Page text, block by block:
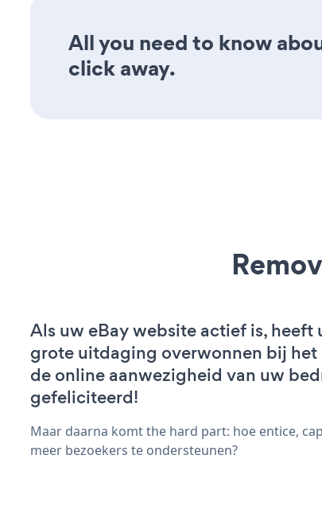
All you need to know
click away.
Als uw eBay website actief is, heeft
grote uitdaging overwonnen bij
de online aanwezigheid van uw
gefeliciteerd!
Maar daarna komt the hard part: hoe entice,
meer bezoekers te ondersteunen?